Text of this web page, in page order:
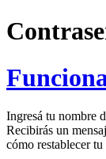
Ingresá tu nombre
Recibirás un
cómo restablecer tu